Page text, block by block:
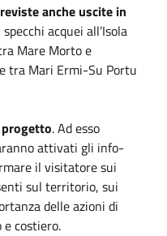
anche uscite in
acquei all’Isola
Mare Morto e
tra Mari Ermi-Su Portu
. Ad esso
attivati gli info-
il visitatore sui
sul territorio, sui
delle azioni di
costiero.